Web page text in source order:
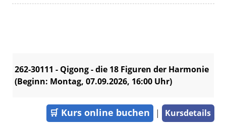
262-30111 - Qigong - die 18 Figuren der Harmonie
(Beginn: Montag, 07.09.2026, 16:00 Uhr)
🛒 Kurs online buchen | Kursdetails